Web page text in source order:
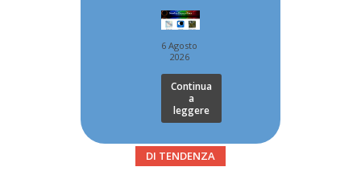
6 Agosto
2026
Continua
a
leggere
DI TENDENZA